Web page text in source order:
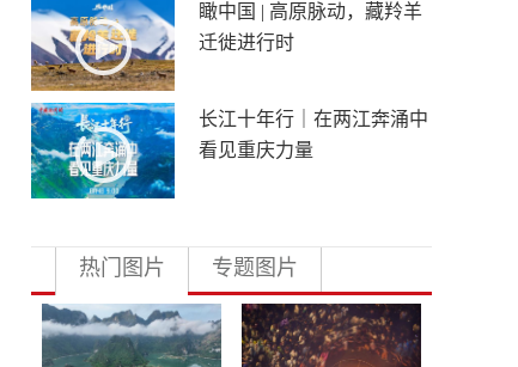
瞰中国 | 高原脉动，藏羚羊
迁徙进行时
长江十年行｜在两江奔涌中
看见重庆力量
热门图片 专题图片